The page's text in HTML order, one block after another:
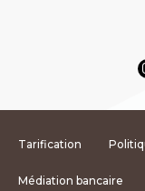
Tarification
Médiation bancaire